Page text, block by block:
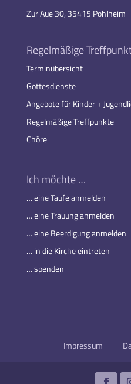
Zur Aue 30, 35415 Pohlheim
Regelmäßige
Terminübersicht
Gottesdienste
Angebote für Kinder +
Regelmäßige Treffpunkte
Chöre
Ich möchte …
… eine Taufe anmelden
… eine Trauung anmelden
… eine Beerdigung anmelden
… in die Kirche eintreten
… spenden
Impressum